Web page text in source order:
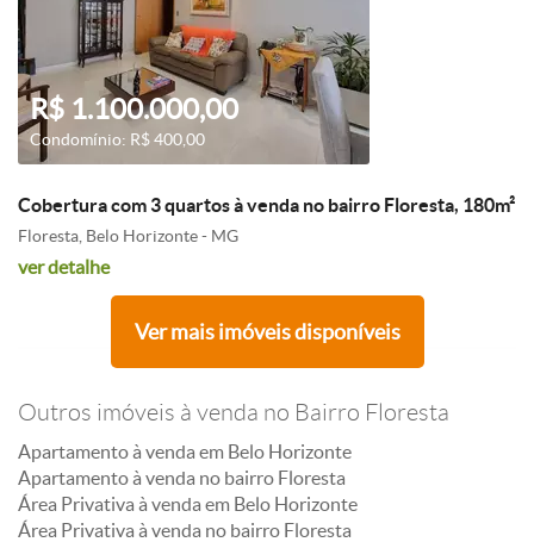
R$ 1.100.000,00
Condomínio: R$ 400,00
Cobertura com 3 quartos à venda no bairro Floresta, 180m²
Floresta, Belo Horizonte - MG
ver detalhe
Ver mais imóveis disponíveis
Outros imóveis à venda no Bairro Floresta
Apartamento à venda em Belo Horizonte
Apartamento à venda no bairro Floresta
Área Privativa à venda em Belo Horizonte
Área Privativa à venda no bairro Floresta